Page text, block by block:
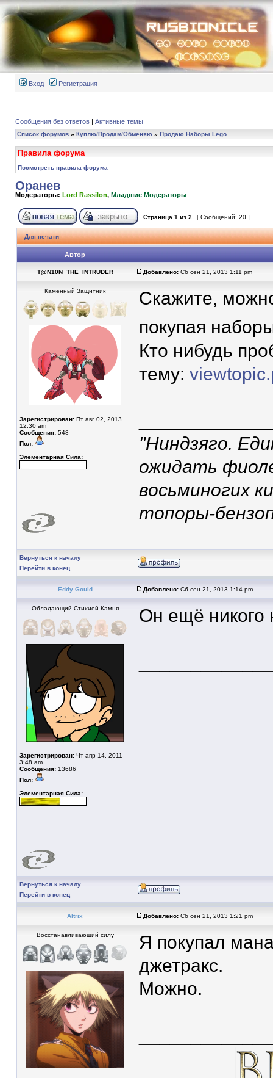
Вход Регистрация
Сообщения без ответов | Активные темы
Список форумов » Куплю/Продам/Обменяю » Продаю Наборы Lego
Правила форума
Посмотреть правила форума
Оранев
Модераторы: Lord Rassilon, Младшие Модераторы
Страница 1 из 2 [ Сообщений: 20 ]
Для печати
Автор
T@N10N_THE_INTRUDER Добавлено: Сб сен 21, 2013 1:11 pm
Каменный Защитник
Зарегистрирован: Пт авг 02, 2013
12:30 am
Сообщения: 548
Пол:
Элементарная Сила:
Скажите,
покупая
Кто нибудь
тему:
"Ниндзяго.
ожидать
восьминогих
топоры-
Вернуться к началу
Перейти в конец
Eddy Gould Добавлено: Сб сен 21, 2013 1:14 pm
Обладающий Стихией Камня
Зарегистрирован: Чт апр 14, 2011
3:48 am
Сообщения: 13686
Пол:
Элементарная Сила:
Он ещё никого
Вернуться к началу
Перейти в конец
Altrix Добавлено: Сб сен 21, 2013 1:21 pm
Восстанавливающий силу
Я покупал
джетракс.
Можно.